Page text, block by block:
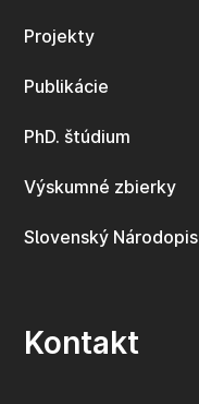
Projekty
Publikácie
PhD. štúdium
Výskumné zbierky
Slovenský Národopis
Kontakt